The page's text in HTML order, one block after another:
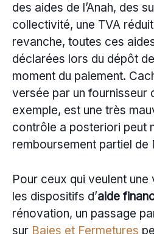
des aides de l’Anah, des
collectivité, une TVA
revanche, toutes ces
déclarées lors du dépôt
moment du paiement.
versée par un fournisseur
exemple, est une très
contrôle a posteriori peut
remboursement partiel de
Pour ceux qui veulent une
les dispositifs d’aide
rénovation, un passage
sur Baies et Fermetures